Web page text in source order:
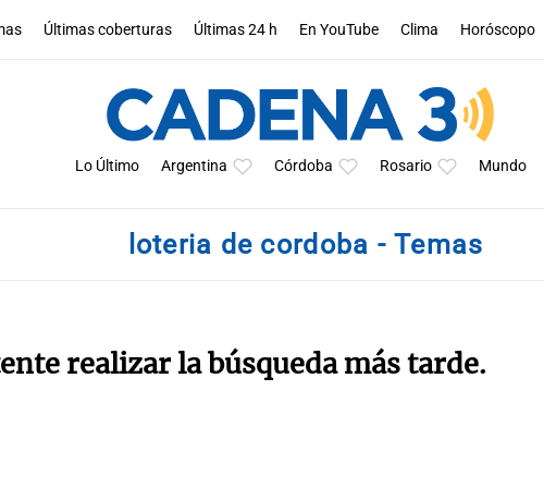
Últimas coberturas Últimas 24 h En YouTube Clima Horóscopo
Lo Último Argentina Córdoba Rosario Mundo
loteria de cordoba - Temas
realizar la búsqueda más tarde.